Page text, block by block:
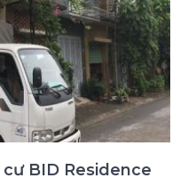
BID Residence